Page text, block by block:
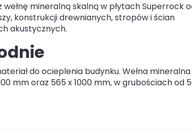
mineralną skalną w płytach Superrock
konstrukcji drewnianych, stropów i ścian
akustycznych.
do ocieplenia budynku. Wełna mineralna
mm oraz 565 x 1000 mm, w grubościach od